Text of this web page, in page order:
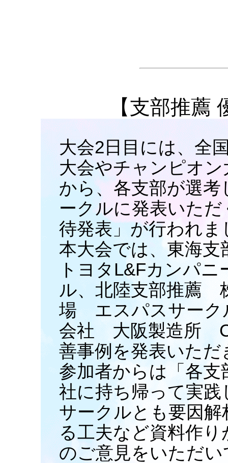
【支部推薦
大会2日目には、全
大会やチャンピオ
から、各支部が選
ークルに発表いた
待発表」が行われま
本大会では、東海
トヨタL&Fカンパ
ル、北陸支部推薦
場 エスパスサーク
会社 大阪製造所
善事例を発表いただ
参加者からは「各
社に持ち帰って実
サークルとも要因
る工夫など資料作
のご意見をいただ